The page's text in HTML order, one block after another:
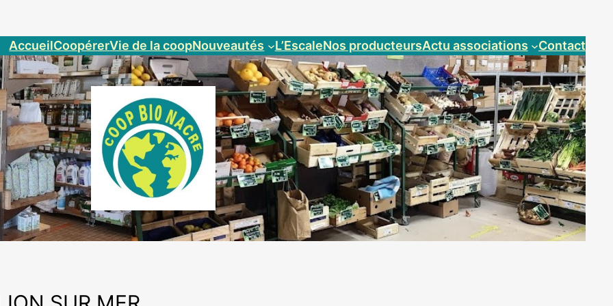
AccueilCoopérerVie de la coopNouveautés L’EscaleNos producteursActu associations Contact